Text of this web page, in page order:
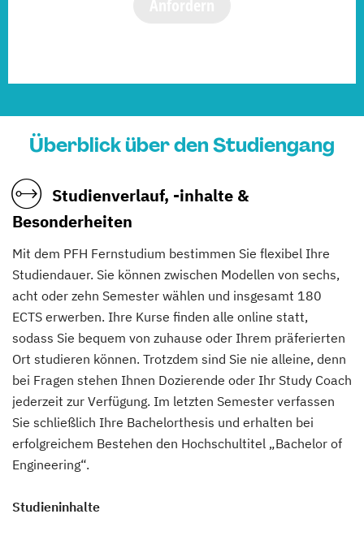
Überblick über den Studiengang
Studienverlauf, -inhalte &
Besonderheiten
Mit dem PFH Fernstudium bestimmen Sie flexibel Ihre
Studiendauer. Sie können zwischen Modellen von sechs,
acht oder zehn Semester wählen und insgesamt 180
ECTS erwerben. Ihre Kurse finden alle online statt,
sodass Sie bequem von zuhause oder Ihrem präferierten
Ort studieren können. Trotzdem sind Sie nie alleine, denn
bei Fragen stehen Ihnen Dozierende oder Ihr Study Coach
jederzeit zur Verfügung. Im letzten Semester verfassen
Sie schließlich Ihre Bachelorthesis und erhalten bei
erfolgreichem Bestehen den Hochschultitel „Bachelor of
Engineering“.
Studieninhalte